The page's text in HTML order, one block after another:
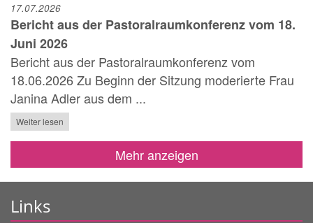
17.07.2026
Bericht aus der Pastoralraumkonferenz vom 18.
Juni 2026
Bericht aus der Pastoralraumkonferenz vom
18.06.2026 Zu Beginn der Sitzung moderierte Frau
Janina Adler aus dem ...
Weiter lesen
Mehr anzeigen
Links